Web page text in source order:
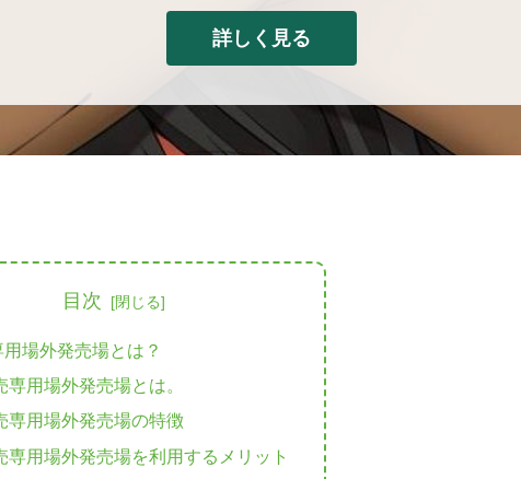
詳しく見る
目次
場外発売場とは？
専用場外発売場とは。
専用場外発売場の特徴
専用場外発売場を利用するメリット